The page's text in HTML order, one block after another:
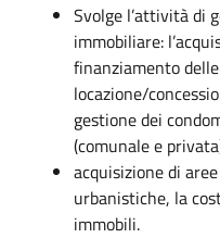
Svolge l’attività di
immobiliare:
finanziamento
locazione/
gestione dei
(comunale e
acquisizione di
urbanistiche, la
immobili.